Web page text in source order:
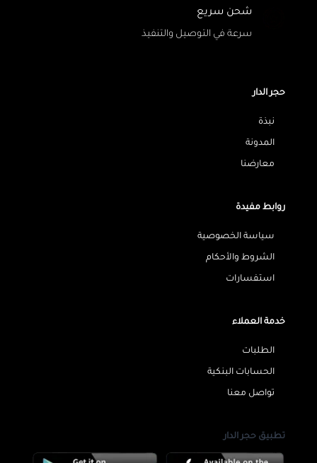
شحن سريع
سرعة في التوصيل والتنفيذ
حجر الدار
نبذة
المدونة
معارضنا
روابط مفيدة
سياسة الخصوصية
الشروط والأحكام
استفسارات
خدمة العملاء
الطلبات
الحسابات البنكية
تواصل معنا
تطبيق حجر الدار